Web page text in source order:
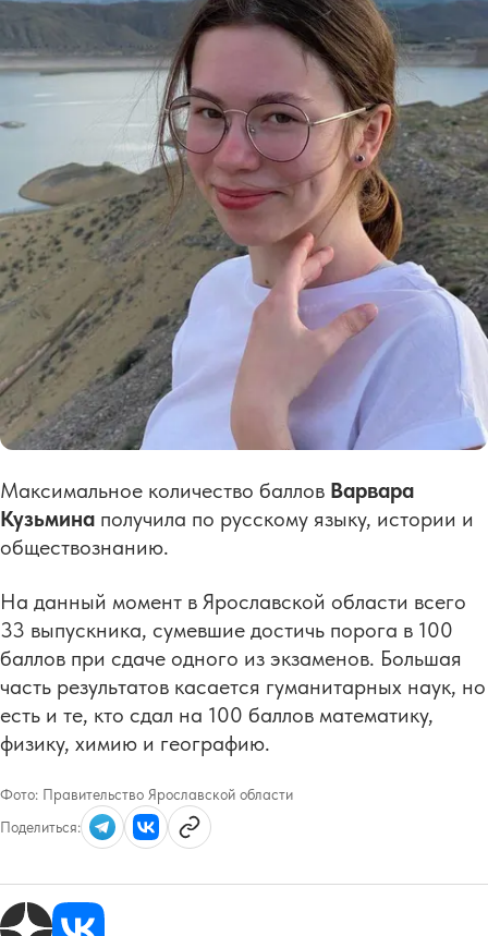
Максимальное количество баллов Варвара
Кузьмина получила по русскому языку, истории и
обществознанию.
На данный момент в Ярославской области всего
33 выпускника, сумевшие достичь порога в 100
баллов при сдаче одного из экзаменов. Большая
часть результатов касается гуманитарных наук, но
есть и те, кто сдал на 100 баллов математику,
физику, химию и географию.
Фото: Правительство Ярославской области
Поделиться: